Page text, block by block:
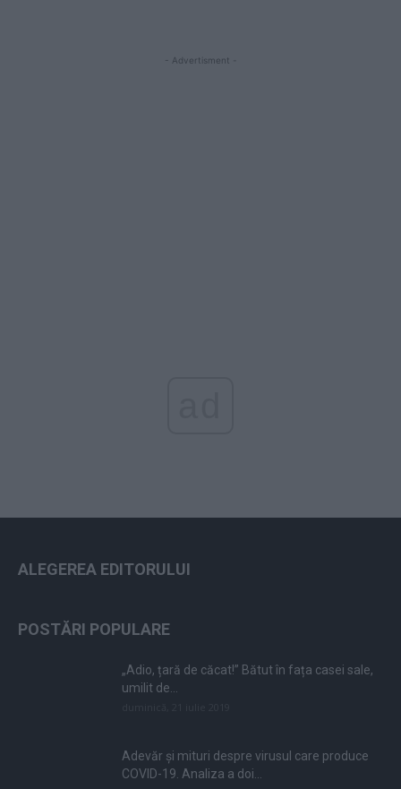
- Advertisment -
ALEGEREA EDITORULUI
POSTĂRI POPULARE
„Adio, țară de căcat!” Bătut în fața casei sale,
umilit de...
Adevăr și mituri despre virusul care produce
COVID-19. Analiza a doi...